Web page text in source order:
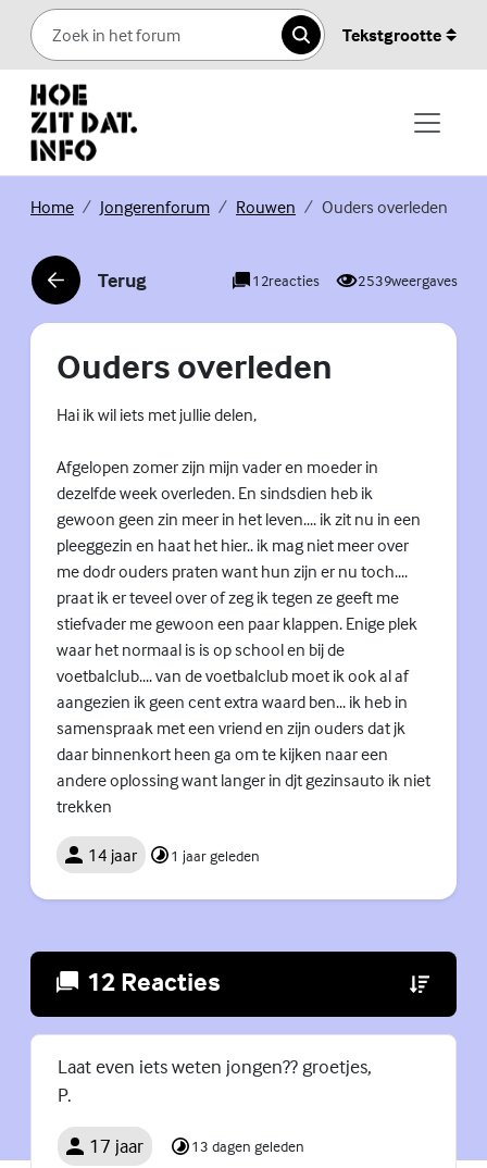
Skip to content
Zoeken
Tekstgrootte
Home(Externe link)
Jongerenforum(Externe link)
Rouwen (Externe link)
Ouders overleden
Terug
(Externe link) 12reacties 2539weergaves
Ouders overleden
Hai ik wil iets met jullie delen,
Afgelopen zomer zijn mijn vader en moeder in
dezelfde week overleden. En sindsdien heb ik
gewoon geen zin meer in het leven.... ik zit nu in een
pleeggezin en haat het hier.. ik mag niet meer over
me dodr ouders praten want hun zijn er nu toch....
praat ik er teveel over of zeg ik tegen ze geeft me
stiefvader me gewoon een paar klappen. Enige plek
waar het normaal is is op school en bij de
voetbalclub.... van de voetbalclub moet ik ook al af
aangezien ik geen cent extra waard ben... ik heb in
samenspraak met een vriend en zijn ouders dat jk
daar binnenkort heen ga om te kijken naar een
andere oplossing want langer in djt gezinsauto ik niet
trekken
14 jaar 1 jaar geleden
12 Reacties (Externe
Laat even iets weten jongen?? groetjes,
P.
17 jaar 13 dagen geleden